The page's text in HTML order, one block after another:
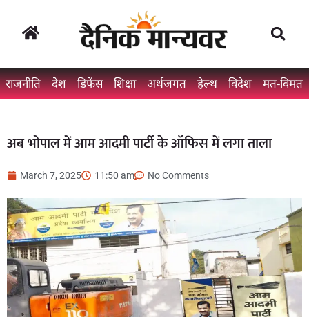
राजनीति देश डिफेंस शिक्षा अर्थजगत हेल्थ विदेश मत-विमत
अब भोपाल में आम आदमी पार्टी के ऑफिस में लगा ताला
March 7, 2025 11:50 am No Comments